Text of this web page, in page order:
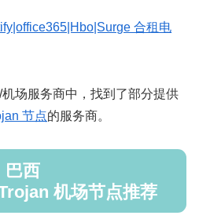
合租电
场服务商中，找到了部分提供
节点的服务商。
巴西
机场节点推荐